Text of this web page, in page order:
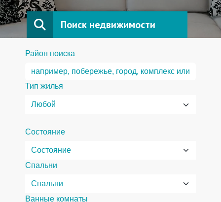
Поиск недвижимости
Район поиска
Тип жилья
Состояние
Спальни
Ванные комнаты